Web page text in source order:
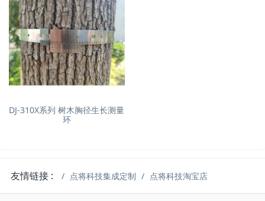
DJ-310X系列 树木胸径生长测量
环
友情链接 : 点将科技集成定制 点将科技淘宝店